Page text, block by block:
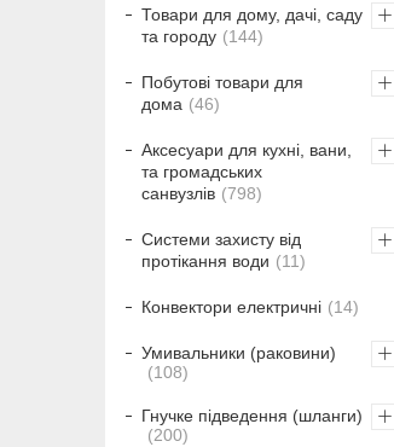
Товари для дому, дачі, саду
та городу
144
Побутові товари для
дома
46
Аксесуари для кухні, вани,
та громадських
санвузлів
798
Системи захисту від
протікання води
11
Конвектори електричні 14
Умивальники (раковини)
108
Гнучке підведення (шланги)
200